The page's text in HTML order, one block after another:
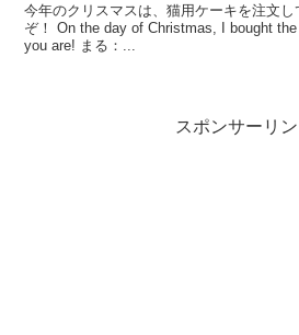
今年のクリスマスは、猫用ケーキを注文し
ぞ！ On the day of Christmas, I bought
you are! まる：...
スポンサーリン